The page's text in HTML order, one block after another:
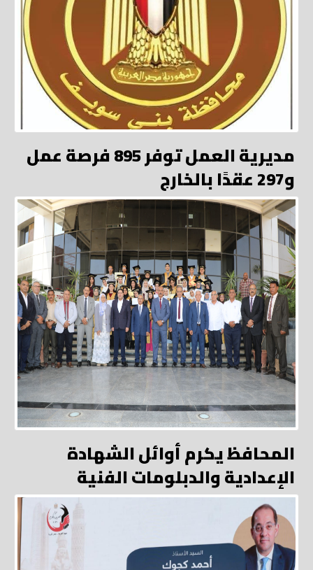
مديرية العمل توفر 895 فرصة عمل
و297 عقدًا بالخارج
المحافظ يكرم أوائل الشهادة
الإعدادية والدبلومات الفنية